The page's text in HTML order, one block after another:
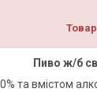
Пиво ж/б
та вмістом